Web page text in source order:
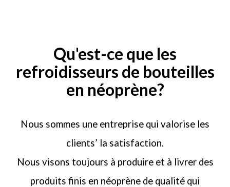
Qu'est-ce que les
refroidisseurs de bouteilles
en néoprène?
Nous sommes une entreprise qui valorise les
clients’ la satisfaction.
Nous visons toujours à produire et à livrer des
produits finis en néoprène de qualité qui